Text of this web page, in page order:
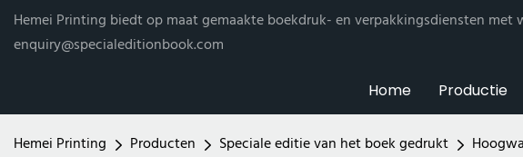
Hemei Printing biedt op maat gemaakte boekdruk- en verpakkingsdiensten
enquiry@specialeditionbook.com
Home Productie
Hemei Printing Producten Speciale editie van het boek gedrukt